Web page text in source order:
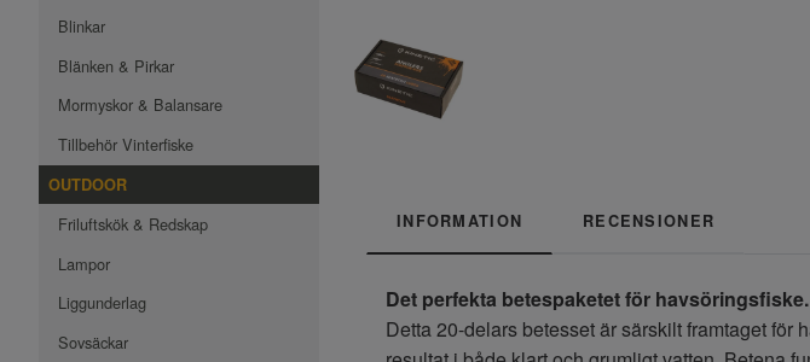
Blinkar
Blänken & Pirkar
Mormyskor & Balansare
Tillbehör Vinterfiske
OUTDOOR
Friluftskök & Redskap
Lampor
Liggunderlag
Sovsäckar
INFORMATION RECENSIONER
Det perfekta betespaketet för havsöringsfiske.
Detta 20-delars betesset är särskilt framtaget för